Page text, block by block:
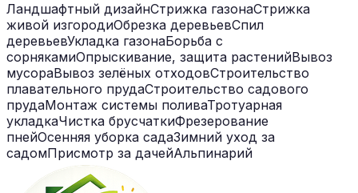
Ландшафтный дизайнСтрижка газонаСтрижка
живой изгородиОбрезка деревьевСпил
деревьевУкладка газонаБорьба с
сорнякамиОпрыскивание, защита растенийВывоз
мусораВывоз зелёных отходовСтроительство
плавательного прудаСтроительство садового
прудаМонтаж системы поливаТротуарная
укладкаЧистка брусчаткиФрезерование
пнейОсенняя уборка садаЗимний уход за
садомПрисмотр за дачейАльпинарий